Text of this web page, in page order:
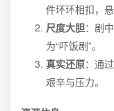
件环环相扣，悬
尺度大胆：剧
为“吓饭剧”。
真实还原：通
艰辛与压力。